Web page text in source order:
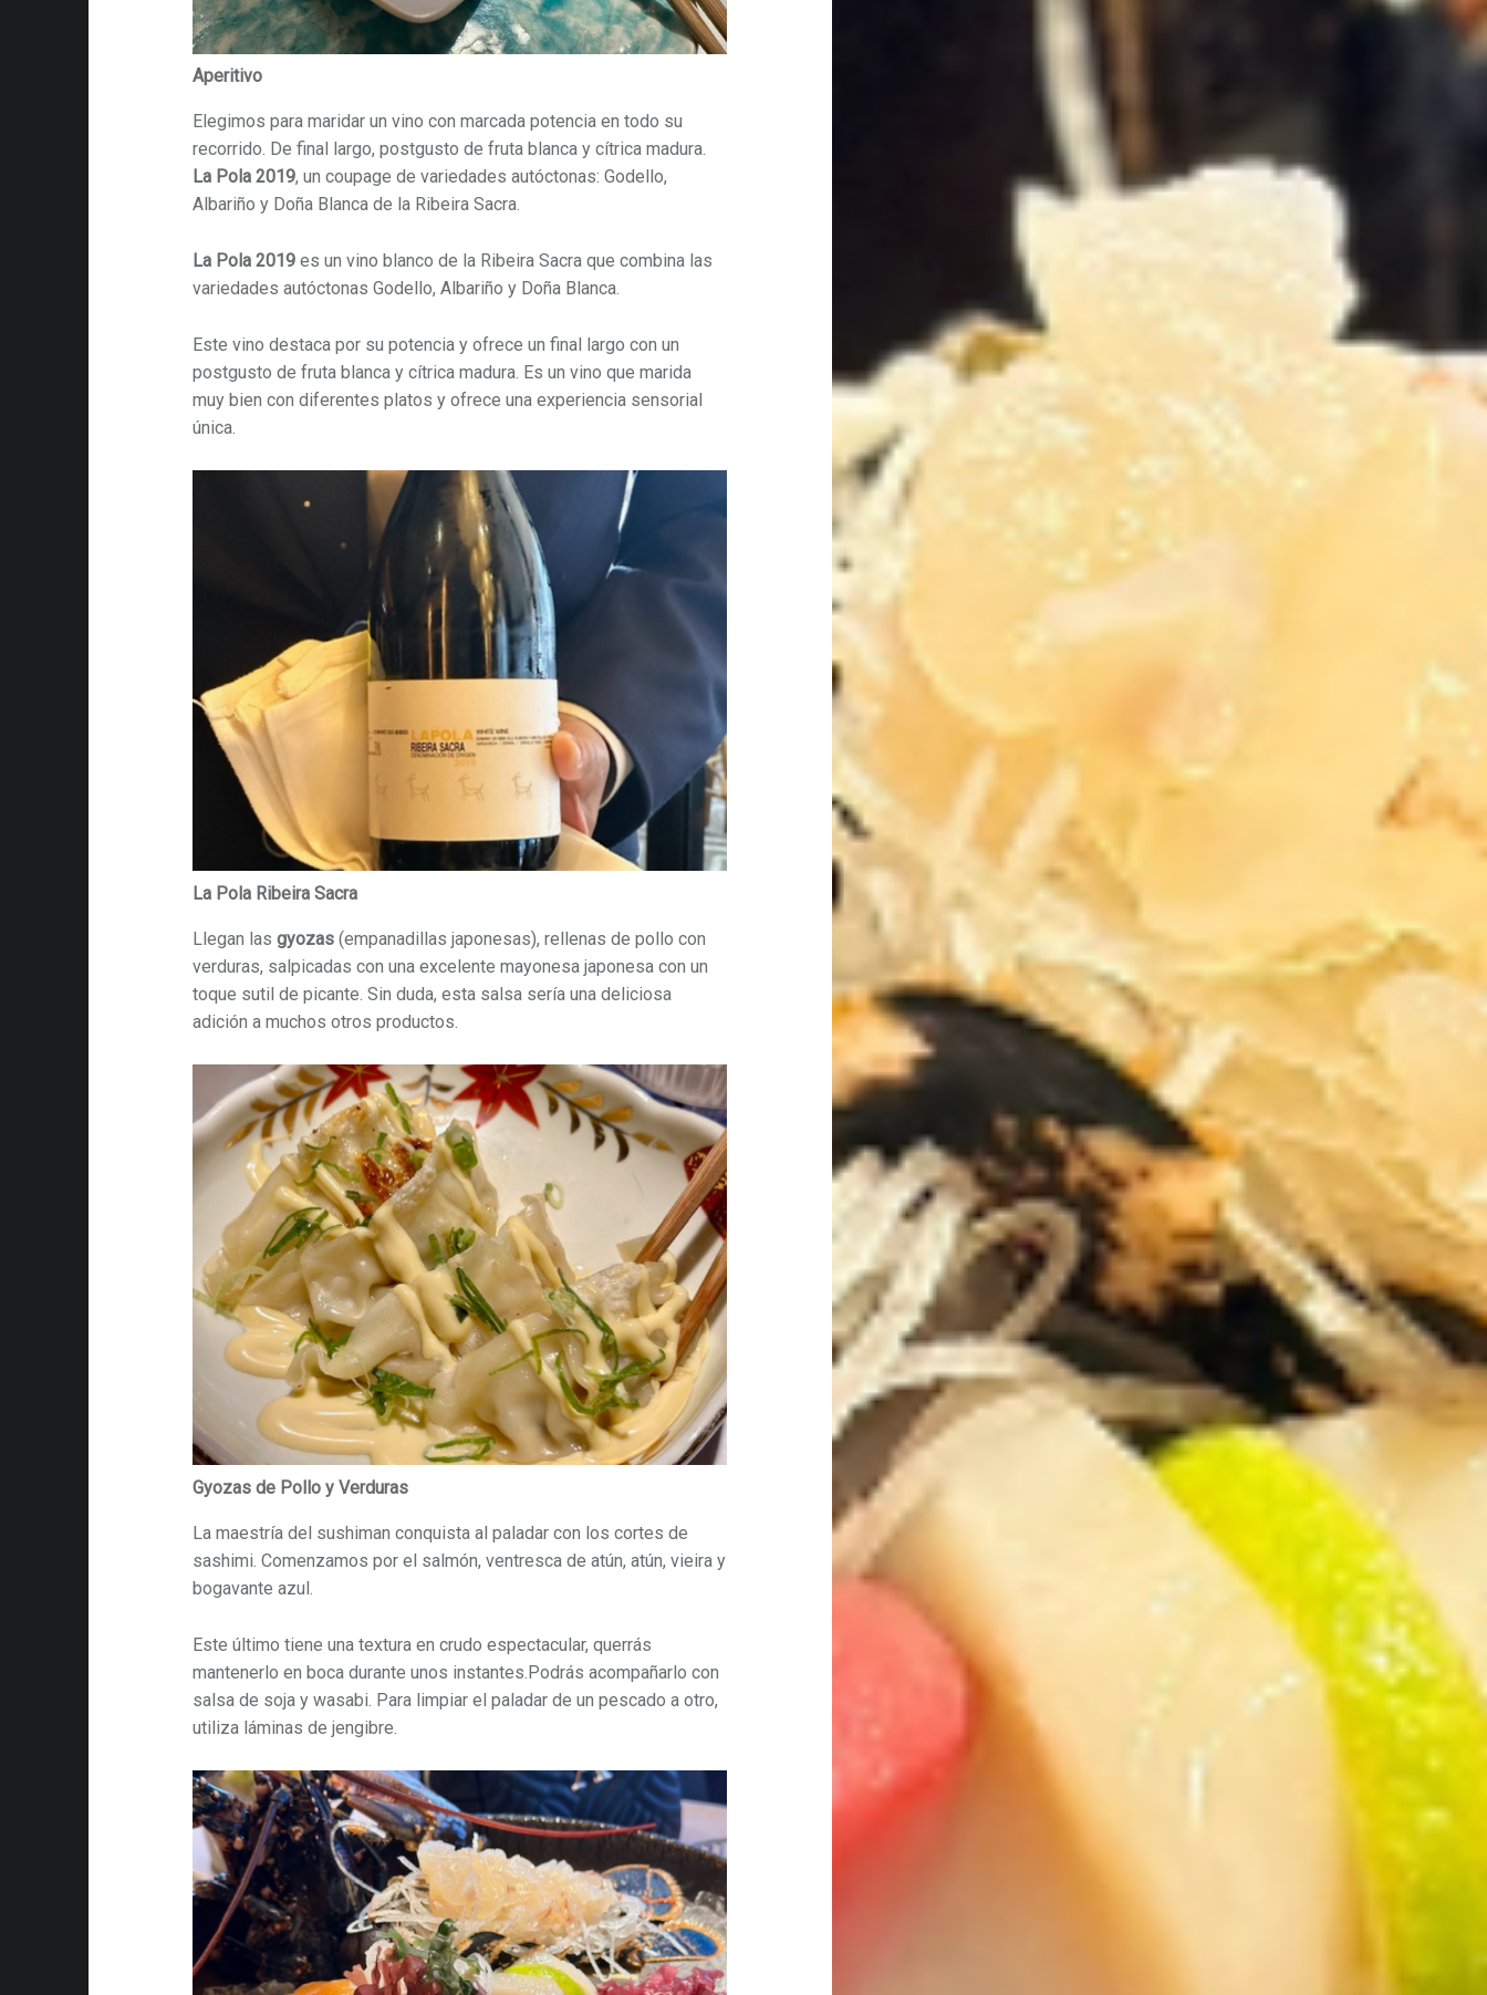
Aperitivo
Elegimos para maridar un vino con marcada potencia en todo su
recorrido. De final largo, postgusto de fruta blanca y cítrica madura.
La Pola 2019, un coupage de variedades autóctonas: Godello,
Albariño y Doña Blanca de la Ribeira Sacra.
La Pola 2019es un vino blanco de la Ribeira Sacra que combina las
variedades autóctonas Godello, Albariño y Doña Blanca.
Este vino destaca por su potencia y ofrece un final largo con un
postgusto de fruta blanca y cítrica madura. Es un vino que marida
muy bien con diferentes platos y ofrece una experiencia sensorial
única.
La Pola Ribeira Sacra
Llegan lasgyozas (empanadillas japonesas), rellenas de pollo con
verduras, salpicadas con una excelente mayonesa japonesa con un
toque sutil de picante. Sin duda, esta salsa sería una deliciosa
adición a muchos otros productos.
Gyozas de Pollo y Verduras
La maestría del sushiman conquista al paladar con los cortes de
sashimi. Comenzamos por el salmón, ventresca de atún, atún, vieira y
bogavante azul.
Este último tiene una textura en crudo espectacular, querrás
mantenerlo en boca durante unos instantes.Podrás acompañarlo con
salsa de soja y wasabi. Para limpiar el paladar de un pescado a otro,
utiliza láminas de jengibre.